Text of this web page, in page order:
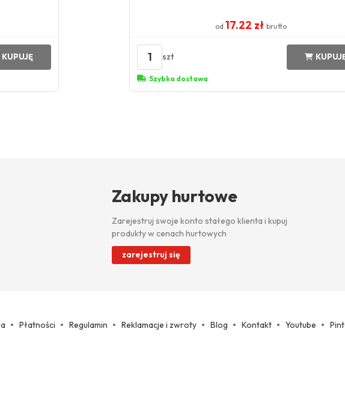
KUPUJĘ
od 17.22 zł brutto
1 szt
Szybka dostawa
Zakupy hurtowe
Zarejestruj swoje konto stałego klienta i kupuj
produkty w cenach hurtowych
zarejestruj się
Płatności Regulamin Reklamacje i zwroty Blog Kontakt Youtube